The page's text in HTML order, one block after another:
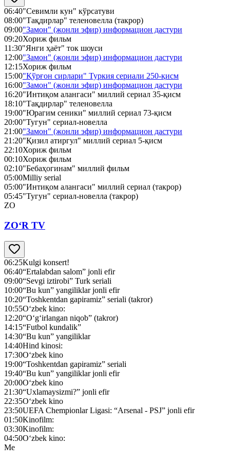
06:40"Севимли кун" кўрсатуви
08:00"Тақдирлар" теленовелла (такрор)
09:00"Замон" (жонли эфир) информацион дастури
09:20Хориж фильм
11:30"Янги ҳаёт" ток шоуси
12:00"Замон" (жонли эфир) информацион дастури
12:15Хориж фильм
15:00"Қўрғон сирлари" Туркия сериали 250-қисм
16:00"Замон" (жонли эфир) информацион дастури
16:20"Интиқом алангаси" миллий сериал 35-қисм
18:10"Тақдирлар" теленовелла
19:00"Юрагим сеники" миллий сериал 73-қисм
20:00"Тугун" сериал-новелла
21:00"Замон" (жонли эфир) информацион дастури
21:20"Қизил атиргул" миллий сериал 5-қисм
22:10Хориж фильм
00:10Хориж фильм
02:10"Бебаҳогинам" миллий фильм
05:00Milliy serial
05:00"Интиқом алангаси" миллий сериал (такрор)
05:45"Тугун" сериал-новелла (такрор)
ZO
ZO‘R TV
06:25Kulgi konsert!
06:40“Ertalabdan salom” jonli efir
09:00“Sevgi iztirobi” Turk seriali
10:00“Bu kun” yangiliklar jonli efir
10:20“Toshkentdan gapiramiz” seriali (takror)
10:55O‘zbek kino:
12:20“O‘g‘irlangan niqob” (takror)
14:15“Futbol kundalik”
14:30“Bu kun” yangiliklar
14:40Hind kinosi:
17:30O‘zbek kino
19:00“Toshkentdan gapiramiz” seriali
19:40“Bu kun” yangiliklar jonli efir
20:00O‘zbek kino
21:30“Uxlamaysizmi?” jonli efir
22:35O‘zbek kino
23:50UEFA Chempionlar Ligasi: “Arsenal - PSJ” jonli efir
01:50Kinofilm:
03:30Kinofilm:
04:50O‘zbek kino:
Me